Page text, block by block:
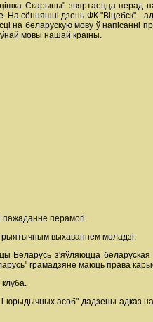
Скарыны" звяртаецца перад
сённяшні дзень ФК "Віцебск" -
на беларускую мову ў напісанні
мовы нашай краіны.
перамогі.
выхаваннем моладзі.
Беларусь з'яўляюцца
грамадзяне маюць права
юрыдычных асоб" дадзены адказ